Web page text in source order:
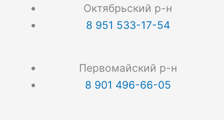
Октябрьский р-н
8 951 533-17-54
Первомайский р-н
8 901 496-66-05